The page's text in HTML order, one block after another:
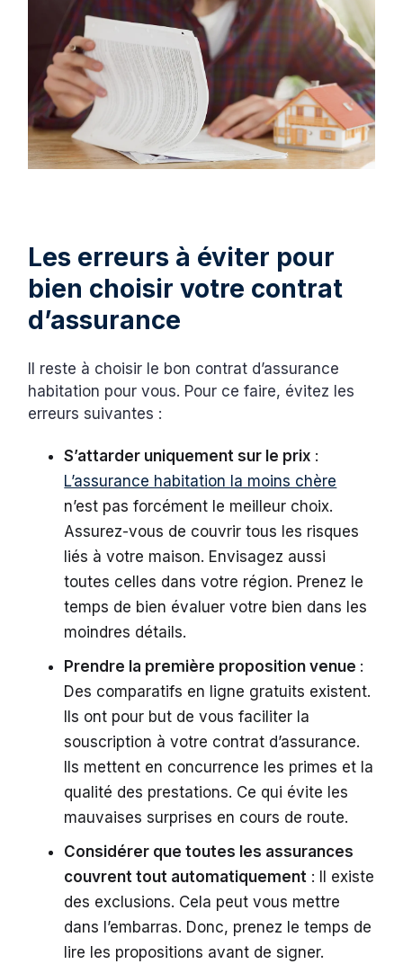
Les erreurs à éviter pour
bien choisir votre contrat
d’assurance
Il reste à choisir le bon contrat d’assurance
habitation pour vous. Pour ce faire, évitez les
erreurs suivantes :
S’attarder uniquement sur le prix :
L’assurance habitation la moins chère
n’est pas forcément le meilleur choix.
Assurez-vous de couvrir tous les risques
liés à votre maison. Envisagez aussi
toutes celles dans votre région. Prenez le
temps de bien évaluer votre bien dans les
moindres détails.
Prendre la première proposition venue :
Des comparatifs en ligne gratuits existent.
Ils ont pour but de vous faciliter la
souscription à votre contrat d’assurance.
Ils mettent en concurrence les primes et la
qualité des prestations. Ce qui évite les
mauvaises surprises en cours de route.
Considérer que toutes les assurances
couvrent tout automatiquement : Il existe
des exclusions. Cela peut vous mettre
dans l’embarras. Donc, prenez le temps de
lire les propositions avant de signer.